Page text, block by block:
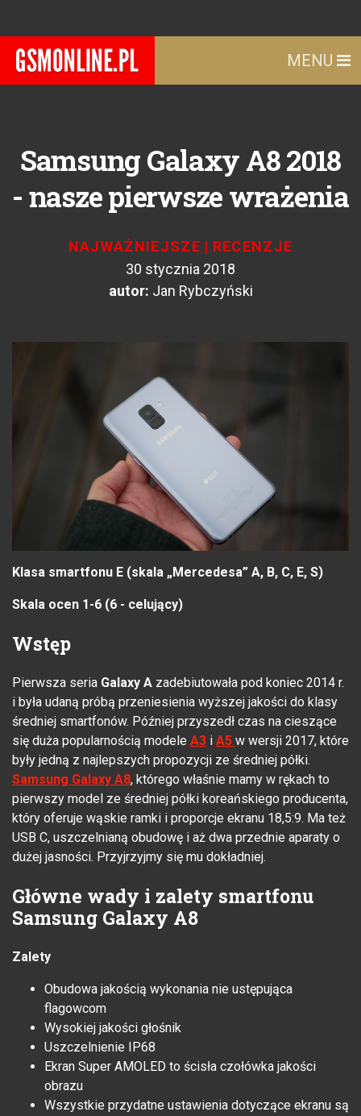
MENU
Samsung Galaxy A8 2018
- nasze pierwsze wrażenia
NAJWAŻNIEJSZE | RECENZJE
30 stycznia 2018
autor: Jan Rybczyński
Klasa smartfonu E (skala „Mercedesa” A, B, C, E, S)
Skala ocen 1-6 (6 - celujący)
Wstęp
Pierwsza seria Galaxy A zadebiutowała pod koniec 2014 r.
i była udaną próbą przeniesienia wyższej jakości do klasy
średniej smartfonów. Później przyszedł czas na cieszące
się duża popularnością modele A3 i A5 w wersji 2017, które
były jedną z najlepszych propozycji ze średniej półki.
Samsung Galaxy A8, którego właśnie mamy w rękach to
pierwszy model ze średniej półki koreańskiego producenta,
który oferuje wąskie ramki i proporcje ekranu 18,5:9. Ma też
USB C, uszczelnianą obudowę i aż dwa przednie aparaty o
dużej jasności. Przyjrzyjmy się mu dokładniej.
Główne wady i zalety smartfonu
Samsung Galaxy A8
Zalety
Obudowa jakością wykonania nie ustępująca
flagowcom
Wysokiej jakości głośnik
Uszczelnienie IP68
Ekran Super AMOLED to ścisła czołówka jakości
obrazu
Wszystkie przydatne ustawienia dotyczące ekranu są